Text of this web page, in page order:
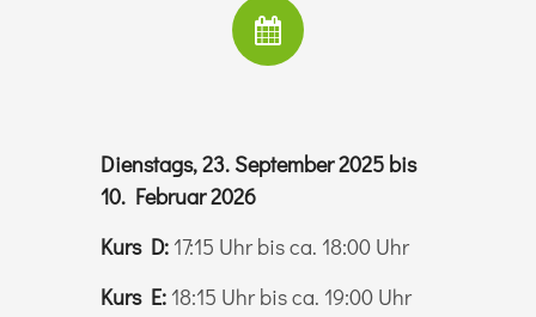
Dienstags, 23. September 2025 bis
10. Februar 2026
Kurs D: 17:15 Uhr bis ca. 18:00 Uhr
Kurs E: 18:15 Uhr bis ca. 19:00 Uhr